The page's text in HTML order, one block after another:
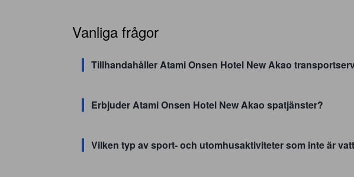
Vanliga frågor
Tillhandahåller Atami Onsen Hotel New Akao
Erbjuder Atami Onsen Hotel New Akao spatjänster?
Vilken typ av sport- och utomhusaktiviteter som inte är